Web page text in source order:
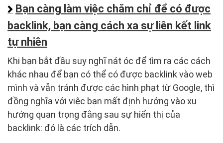
Bạn càng làm việc chăm chỉ để có được
backlink, bạn càng cách xa sự liên kết link
tự nhiên
Khi bạn bắt đầu suy nghĩ nát óc để tìm ra các cách
khác nhau để bạn có thể có được backlink vào web
mình và vẫn tránh được các hình phạt từ Google, thì
đồng nghĩa với việc bạn mất định hướng vào xu
hướng quan trọng đằng sau sự hiển thị của
backlink: đó là các trích dẫn.